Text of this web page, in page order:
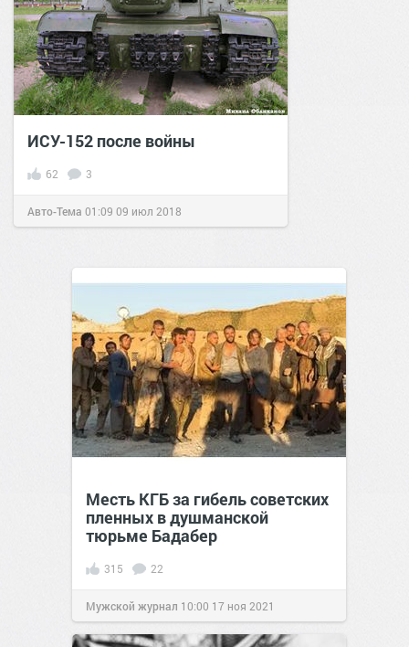
ИСУ-152 после войны
62 3
Авто-Тема 01:09 09 июл 2018
Месть КГБ за гибель советских
пленных в душманской
тюрьме Бадабер
315 22
Мужской журнал 10:00 17 ноя 2021